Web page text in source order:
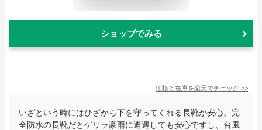
ショップでみる
価格と在庫を楽天でチェック >>
いざという時にはひざから下を守ってくれる長靴が安心。完
全防水の長靴だとゲリラ豪雨に遭遇しても安心ですし、台風